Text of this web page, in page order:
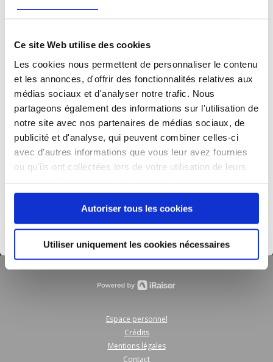
Ce site Web utilise des cookies
Les cookies nous permettent de personnaliser le contenu
et les annonces, d'offrir des fonctionnalités relatives aux
médias sociaux et d'analyser notre trafic. Nous
partageons également des informations sur l'utilisation de
notre site avec nos partenaires de médias sociaux, de
publicité et d'analyse, qui peuvent combiner celles-ci
avec d'autres informations que vous leur avez fournies
ou qu'ils ont collectées lors de votre utilisation de leurs
continuez à utiliser notre site Web.
Autoriser tous les cookies
Utiliser uniquement les cookies nécessaires
En application du Code français de la Propriété
accords internationaux comportant des dispositions
relatives à la protection des droits d'auteurs, vous
vous interdirez de reproduire pour un usage autre
que privé mais aussi de vendre, distribuer,
émettre, diffuser, adapter, modifier, publier,
communiquer intégralement ou partiellement, sous
quelque forme que ce soit, les données, la
présentation ou l'organisation du site sans
l'autorisation écrite préalable de la part de
Samusocial de Paris.
Son fonctionnement s'appuie sur des logiciels Open
Espace personnel
Crédits
Mentions légales
Contact